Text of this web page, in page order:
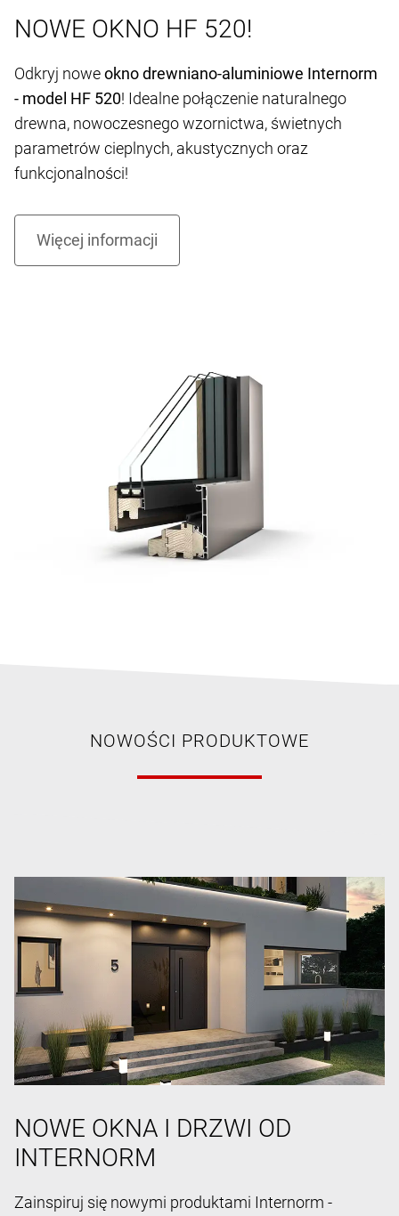
NOWE OKNO HF 520!
Odkryj noweokno drewniano-aluminiowe Internorm
- model HF 520! Idealne połączenie naturalnego
drewna, nowoczesnego wzornictwa, świetnych
parametrów cieplnych, akustycznych oraz
funkcjonalności!
NOWOŚCI PRODUKTOWE
NOWE OKNA I DRZWI OD
INTERNORM
Zainspiruj się nowymi produktami Internorm -